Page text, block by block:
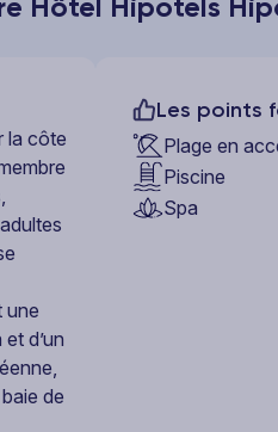
la côte
une
d’un
de
Les points
Plage en
Piscine
Spa